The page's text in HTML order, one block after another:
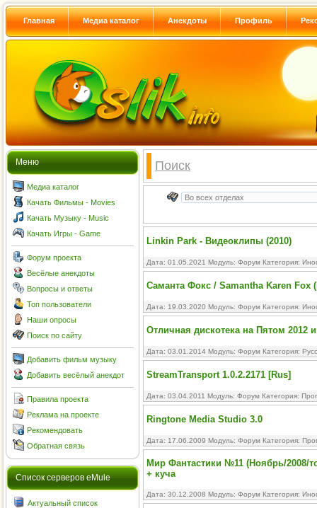
Главная Медиа каталог Анекдоты Профиль
Меню
Медиа каталог
Качать Фильмы - Movies
Качать Музыку - Music
Качать Игры - Game
Форум проекта
Весёлые анекдоты
Вопросы и ответы
Топ пользователи
Наши опросы
Поиск по сайту
Добавить фильм музыку
Добавить весёлый анекдот
Правила проекта
Реклама на проекте
Рекомендовать
Обратная связь
Cписок серверов eMule
Актуальный список
Поиск
Linkin Park - Видеоклипы (2010)
Дата: 01.05.2021 Модуль: Форум Категория:
Саманта Фокс / Samantha Karen Fox
Дата: 19.03.2020 Модуль: Форум Категория:
Отличная дискотека на Пятом 2012
Дата: 03.01.2014 Модуль: Форум Категория:
StreamTransport 1.0.2.2171 [Rus]
Дата: 03.04.2011 Модуль: Форум Категория:
Ringtone Media Studio 3.0
Дата: 17.06.2009 Модуль: Форум Категория:
Мир Фантастики №11 (Ноябрь/2008/
+ куча
Дата: 30.12.2008 Модуль: Форум Категория: